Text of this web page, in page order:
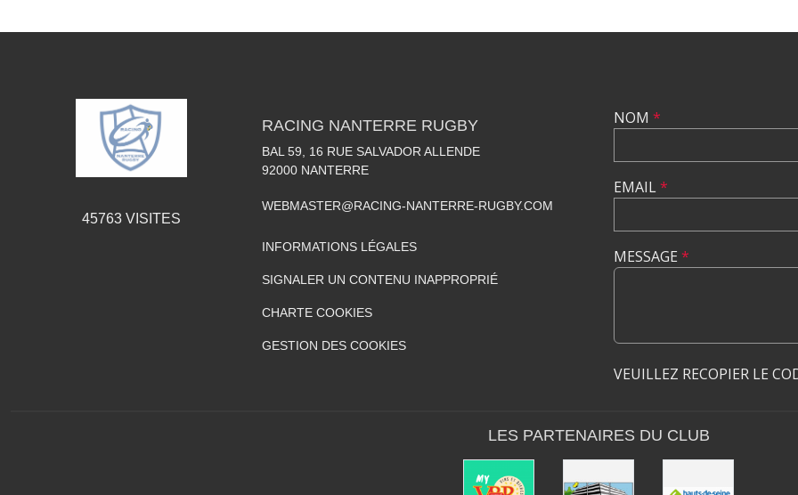
45763VISITES
RACING NANTERRE RUGBY
BAL 59, 16 RUE SALVADOR ALLENDE
92000 NANTERRE
WEBMASTER@RACING-NANTERRE-RUGBY.COM
INFORMATIONS LÉGALES
SIGNALER UN CONTENU INAPPROPRIÉ
CHARTE COOKIES
GESTION DES COOKIES
NOM *
EMAIL*
MESSAGE *
VEUILLEZ RECOPIER LE
LES PARTENAIRES DU CLUB